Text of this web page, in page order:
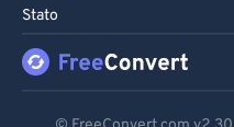
Stato